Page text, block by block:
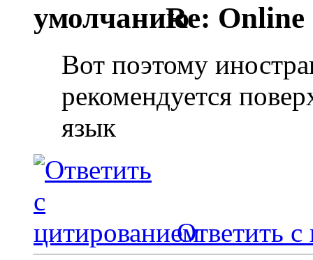
Re: Online
Вот поэтому
рекомендуется
язык
Ответить с